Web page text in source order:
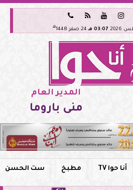




03:07 مـ 24 صفر 1448 هـ
المدير العام
منى باروما
أنا حوا TV مطبخ ست الحسن